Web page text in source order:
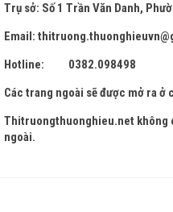
Trụ sở: Số 1 Trần Văn Danh,
Email:
Hotline: 0382.098498
Các trang ngoài sẽ được mở ra ở
Thitruongthuonghieu.net không
ngoài.